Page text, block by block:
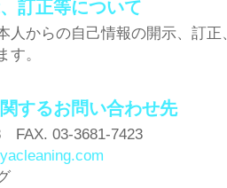
訂正等について
人からの自己情報の開示、訂
す。
するお問い合わせ先
FAX. 03-3681-7423